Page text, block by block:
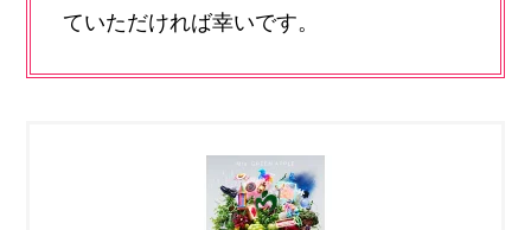
ていただければ幸いです。